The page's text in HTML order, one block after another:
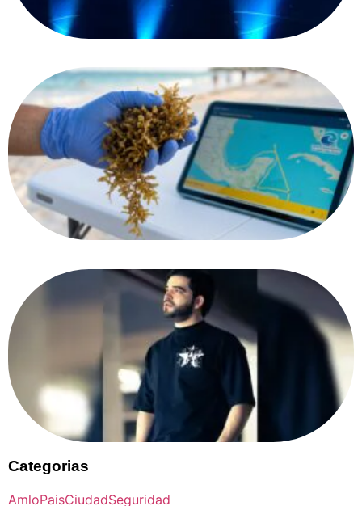
Categorias
AmloPaisCiudadSeguridad